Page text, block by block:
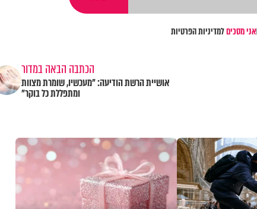
אני מסכיםלמדיניות הפרטיות
הכתבה הבאה במדור
אושיית הרשת הודיעה: "מעכשיו, שומרת מצוות
ומתפללת כל בוקר"